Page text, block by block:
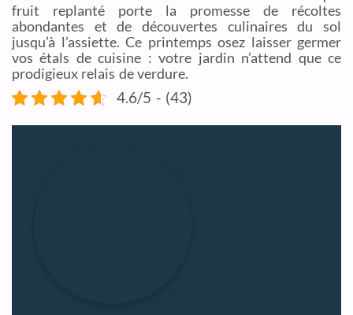
fruit replanté porte la promesse de récoltes
abondantes et de découvertes culinaires du sol
jusqu’à l’assiette. Ce printemps osez laisser germer
vos étals de cuisine : votre jardin n’attend que ce
prodigieux relais de verdure.
4.6/5 - (43)